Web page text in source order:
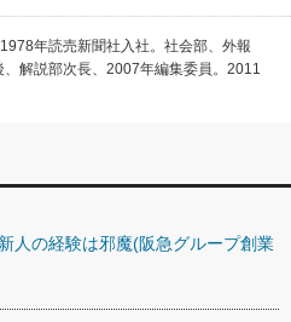
年読売新聞社入社。社会部、外報
解説部次長、2007年編集委員。2011
の経験は邪魔(阪急グループ創業